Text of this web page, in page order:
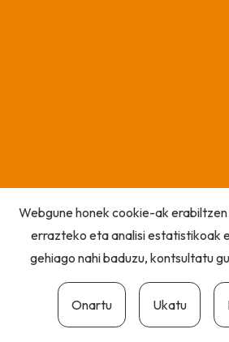
Webgune honek cookie-ak
errazteko eta analisi estatistikoak
gehiago nahi baduzu, kontsultatu
Onartu Ukatu